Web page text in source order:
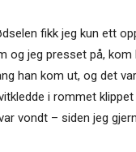
fikk jeg kun ett
og jeg presset på, kom
han kom ut, og det
i rommet
vondt – siden jeg